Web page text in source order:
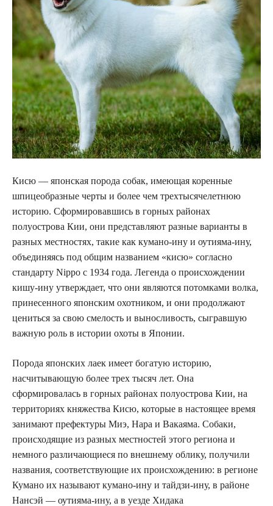
Кисю — японская порода собак, имеющая коренные
шпицеобразные черты и более чем трехтысячелетнюю
историю. Сформировавшись в горных районах
полуострова Кии, они представляют разные варианты в
разных местностях, такие как кумано-ину и оутияма-ину,
объединяясь под общим названием «кисю» согласно
стандарту Nippo с 1934 года. Легенда о происхождении
кишу-ину утверждает, что они являются потомками волка,
принесенного японским охотником, и они продолжают
цениться за свою смелость и выносливость, сыгравшую
важную роль в истории охоты в Японии.
Порода японских лаек имеет богатую историю,
насчитывающую более трех тысяч лет. Она
сформировалась в горных районах полуострова Кии, на
территориях княжества Кисю, которые в настоящее время
занимают префектуры Миэ, Нара и Вакаяма. Собаки,
происходящие из разных местностей этого региона и
немного различающиеся по внешнему облику, получили
названия, соответствующие их происхождению: в регионе
Кумано их называют кумано-ину и тайдзи-ину, в районе
Нансэй — оутияма-ину, а в уезде Хидака